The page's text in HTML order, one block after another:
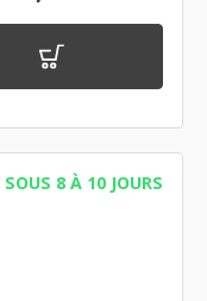
SOUS 8 À 10 JOURS